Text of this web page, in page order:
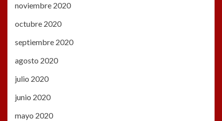
noviembre 2020
octubre 2020
septiembre 2020
agosto 2020
julio 2020
junio 2020
mayo 2020